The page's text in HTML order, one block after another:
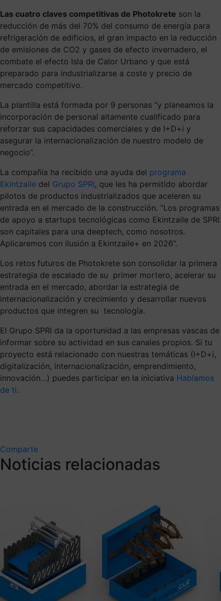
Las cuatro claves competitivas de Photokrete son la
reducción de más del 70% del consumo de energía para
refrigeración de edificios, el gran impacto en la reducción
de emisiones de CO2 y gases de efecto invernadero, el
combate el efecto Isla de Calor Urbano y que está
preparado para industrializarse a coste y precio de
mercado competitivo.
La plantilla está formada por 9 personas “y planeamos la
incorporación de personal altamente cualificado para
reforzar sus capacidades comerciales y de I+D+i y
asegurar la internacionalización de nuestro modelo de
negocio”.
La compañía ha recibido una ayuda del programa
Ekintzaile del Grupo SPRI, que les ha permitido abordar
pilotos de productos industrializados que aceleren su
entrada en el mercado de la construcción. “Los programas
de apoyo a startups tecnológicas como Ekintzaile de SPRI
son capitales para una deeptech, como nosotros.
Aplicaremos con ilusión a Ekintzaile+ en 2026”.
Los retos futuros de Photokrete son consolidar la primera
estrategia de escalado de su primer mortero, acelerar su
entrada en el mercado, abordar la estrategia de
internacionalización y crecimiento y desarrollar nuevos
productos que integren su tecnología.
El Grupo SPRI da la oportunidad a las empresas vascas de
informar sobre su actividad en sus canales propios. Si tu
proyecto está relacionado con nuestras temáticas (I+D+i,
digitalización, internacionalización, emprendimiento,
innovación…) puedes participar en la iniciativa Hablamos
de ti.
Comparte
Noticias relacionadas